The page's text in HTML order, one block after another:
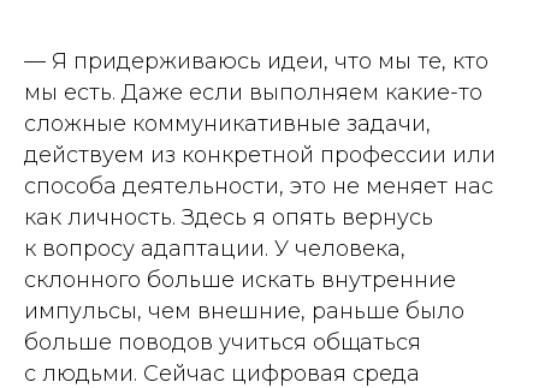
— Я придерживаюсь идеи, что мы те, кто
мы есть. Даже если выполняем какие-то
сложные коммуникативные задачи,
действуем из конкретной профессии или
способа деятельности, это не меняет нас
как личность. Здесь я опять вернусь
к вопросу адаптации. У человека,
склонного больше искать внутренние
импульсы, чем внешние, раньше было
больше поводов учиться общаться
с людьми. Сейчас цифровая среда